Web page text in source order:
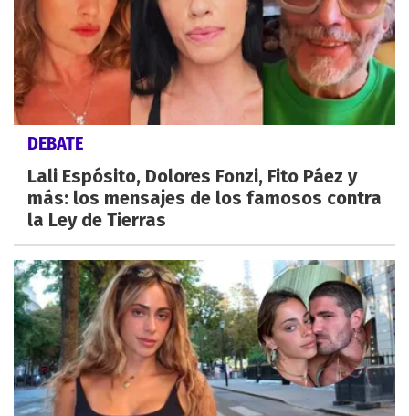
DEBATE
Lali Espósito, Dolores Fonzi, Fito Páez y
más: los mensajes de los famosos contra
la Ley de Tierras